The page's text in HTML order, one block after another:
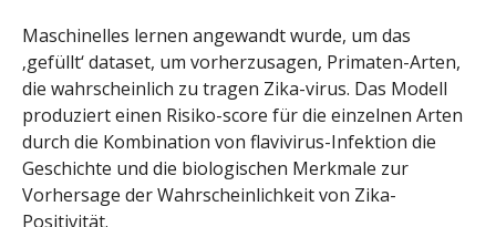
Maschinelles lernen angewandt wurde, um das
‚gefüllt‘ dataset, um vorherzusagen, Primaten-Arten,
die wahrscheinlich zu tragen Zika-virus. Das Modell
produziert einen Risiko-score für die einzelnen Arten
durch die Kombination von flavivirus-Infektion die
Geschichte und die biologischen Merkmale zur
Vorhersage der Wahrscheinlichkeit von Zika-
Positivität.